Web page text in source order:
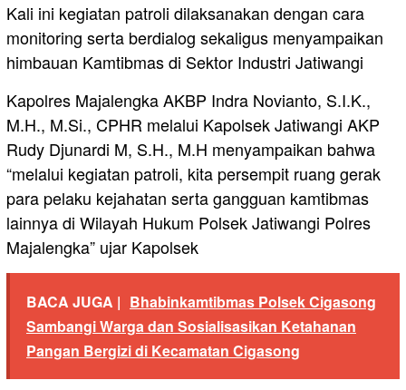
Kali ini kegiatan patroli dilaksanakan dengan cara
monitoring serta berdialog sekaligus menyampaikan
himbauan Kamtibmas di Sektor Industri Jatiwangi
Kapolres Majalengka AKBP Indra Novianto, S.I.K.,
M.H., M.Si., CPHR melalui Kapolsek Jatiwangi AKP
Rudy Djunardi M, S.H., M.H menyampaikan bahwa
“melalui kegiatan patroli, kita persempit ruang gerak
para pelaku kejahatan serta gangguan kamtibmas
lainnya di Wilayah Hukum Polsek Jatiwangi Polres
Majalengka” ujar Kapolsek
BACA JUGA | Bhabinkamtibmas Polsek Cigasong
Sambangi Warga dan Sosialisasikan Ketahanan
Pangan Bergizi di Kecamatan Cigasong